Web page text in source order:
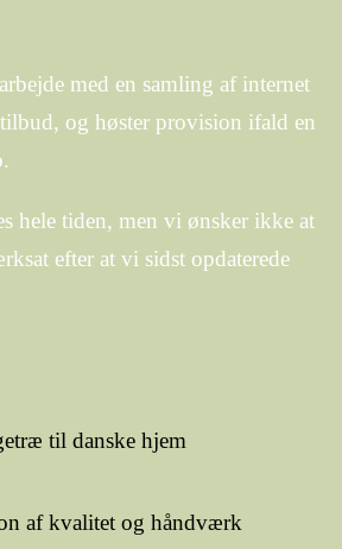
med en samling af internet
og høster provision ifald en
hele tiden, men vi ønsker ikke at
efter at vi sidst opdaterede
til danske hjem
af kvalitet og håndværk